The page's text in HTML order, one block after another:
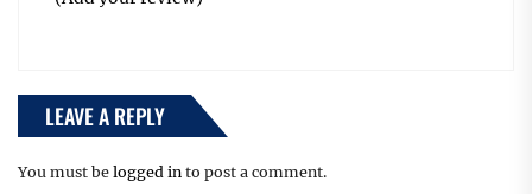
LEAVE A REPLY
You must be logged in to post a comment.